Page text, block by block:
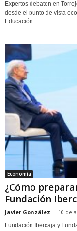
Expertos debaten en
desde el punto de vista
Educación...
Economía
¿Cómo
Fundación
Javier González - 10 de
Fundación Ibercaja y